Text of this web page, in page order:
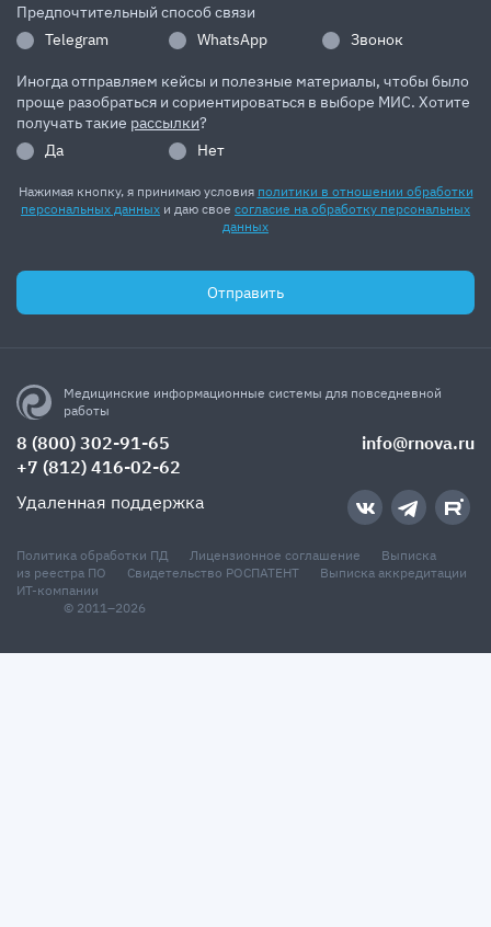
Предпочтительный способ связи
Telegram
WhatsApp Звонок
Иногда отправляем кейсы и полезные материалы, чтобы было
проще разобраться и сориентироваться в выборе МИС. Хотите
получать такие рассылки?
Да
Нет
Нажимая кнопку, я принимаю условия политики в отношении обработки
персональных данных и даю свое согласие на обработку персональных
данных
Отправить
Медицинские информационные системы для повседневной
работы
8 (800) 302-91-65
+7 (812) 416-02-62
info@rnova.ru
Удаленная поддержка
© 2011–2026
Политика обработки ПД Лицензионное соглашение
Выписка
из реестра ПО
Свидетельство РОСПАТЕНТ
Выписка аккредитации
ИТ-компании